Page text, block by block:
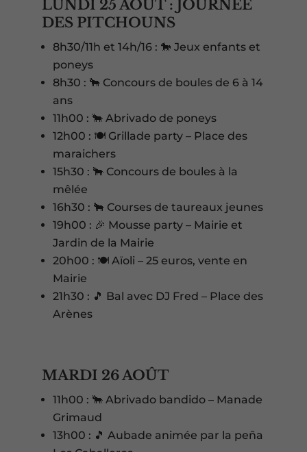
LUNDI 25 AOÛT : JOURNÉE
DES PITCHOUNS
8h30/11h et 14h/16 : 🐎 Jeux enfants et
poneys
8h30 : 🐂 Concours de boules de 6 à 14
ans
11h00 : 🐂 Abrivado de poneys
12h00 : 🍽️ Grillade party – Place des
maraichers
15h30 : 🐂 Concours de boules à la
mêlée
16h30 : 🐂 Courses de taureaux jeunes
19h00 : 🎉 Mousse party – Mairie et
Jardin de la Mairie
20h00 : 🍽️ Aïoli – 25 euros, vente en
Mairie
21h30 : 🎵 Bal avec DJ Fred – Place des
Arènes
MARDI 26 AOÛT
11h00 : 🐂 Abrivado bandido – Manade
Grimaud
13h00 : 🎵 Aubade animée par la peña